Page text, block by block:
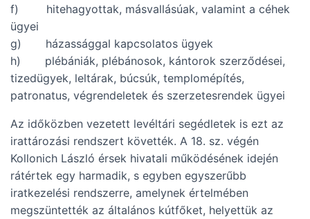
f) hitehagyottak, másvallásúak, valamint a céhek
ügyei
g) házassággal kapcsolatos ügyek
h) plébániák, plébánosok, kántorok szerződései,
tizedügyek, leltárak, búcsúk, templomépítés,
patronatus, végrendeletek és szerzetesrendek ügyei
Az időközben vezetett levéltári segédletek is ezt az
irattározási rendszert követték. A 18. sz. végén
Kollonich László érsek hivatali működésének idején
rátértek egy harmadik, s egyben egyszerűbb
iratkezelési rendszerre, amelynek értelmében
megszüntették az általános kútfőket, helyettük az